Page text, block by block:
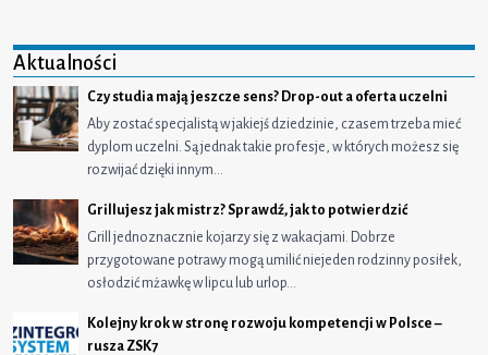
Aktualności
Czy studia mają jeszcze sens? Drop-out a oferta uczelni
Aby zostać specjalistą w jakiejś dziedzinie, czasem trzeba mieć
dyplom uczelni. Są jednak takie profesje, w których możesz się
rozwijać dzięki innym…
Grillujesz jak mistrz? Sprawdź, jak to potwierdzić
Grill jednoznacznie kojarzy się z wakacjami. Dobrze
przygotowane potrawy mogą umilić niejeden rodzinny posiłek,
osłodzić mżawkę w lipcu lub urlop…
Kolejny krok w stronę rozwoju kompetencji w Polsce –
rusza ZSK7